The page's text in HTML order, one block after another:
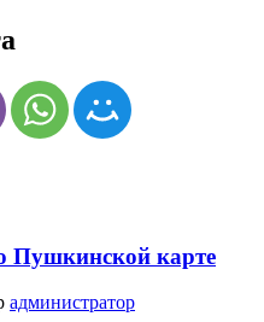
Пушкинской карте
администратор